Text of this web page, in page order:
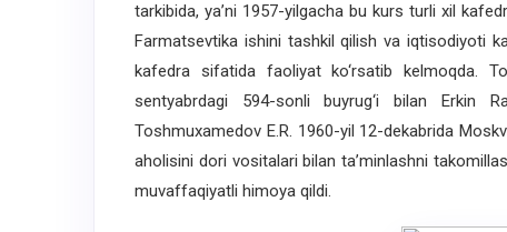
tarkibida, ya’ni 1957-yilgacha bu kurs turli xil
Farmatsevtika ishini tashkil qilish va iqtisodiyoti
kafedra sifatida faoliyat ko‘rsatib kelmoqda.
sentyabrdagi 594-sonli buyrug‘i bilan Erkin
Toshmuxamedov E.R. 1960-yil 12-dekabrida
aholisini dori vositalari bilan ta’minlashni
muvaffaqiyatli himoya qildi.